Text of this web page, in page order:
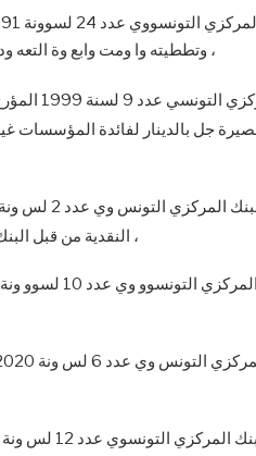
وتططيته وا ومت وابع وة التعه ودات كم وا تم تنقيح وه وإتم وام وه ب والنصوووووص اللاحقة له ،
النقدية من قبل البنك المركزي التونسووي كما تم تنقيحه وإتمامه بالنصوووص اللاحقة له ،